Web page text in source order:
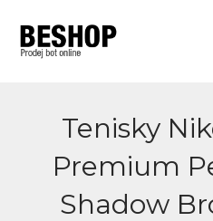
Tenisky
Premium
Shadow